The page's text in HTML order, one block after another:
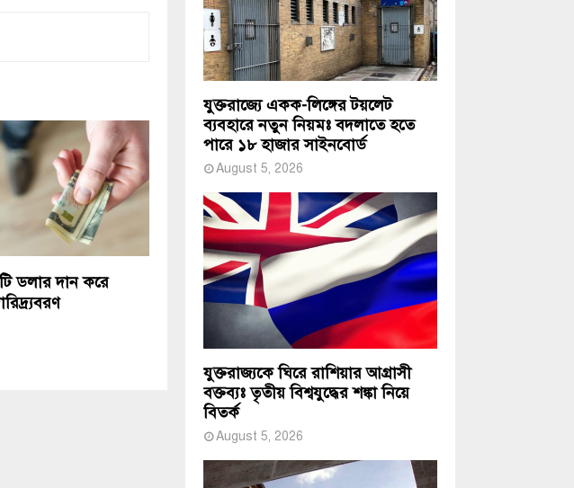
ডলার দান করে
যুক্তরাজ্যে একক-লিঙ্গের টয়লেট
ব্যবহারে নতুন নিয়মঃ বদলাতে হতে
পারে ১৮ হাজার সাইনবোর্ড
August 5, 2026
যুক্তরাজ্যকে ঘিরে রাশিয়ার আগ্রাসী
বক্তব্যঃ তৃতীয় বিশ্বযুদ্ধের শঙ্কা নিয়ে
বিতর্ক
August 5, 2026